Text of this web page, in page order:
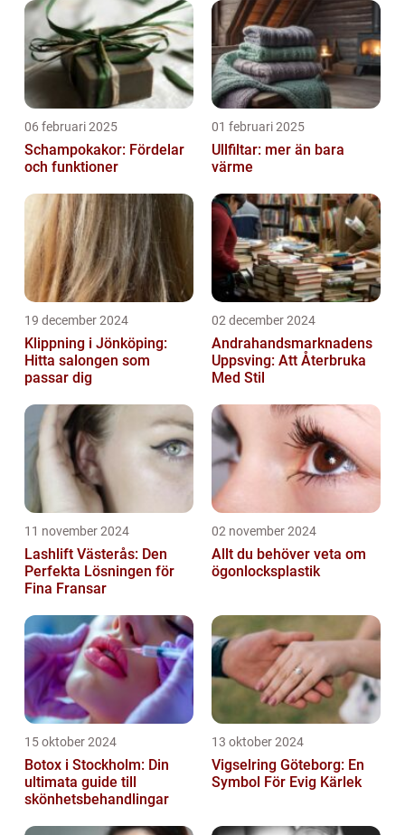
06 februari 2025
Schampokakor: Fördelar
och funktioner
01 februari 2025
Ullfiltar: mer än bara
värme
19 december 2024
Klippning i Jönköping:
Hitta salongen som
passar dig
02 december 2024
Andrahandsmarknadens
Uppsving: Att Återbruka
Med Stil
11 november 2024
Lashlift Västerås: Den
Perfekta Lösningen för
Fina Fransar
02 november 2024
Allt du behöver veta om
ögonlocksplastik
15 oktober 2024
Botox i Stockholm: Din
ultimata guide till
skönhetsbehandlingar
13 oktober 2024
Vigselring Göteborg: En
Symbol För Evig Kärlek